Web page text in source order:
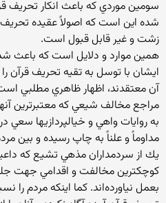
سومين‌ موردي‌ كه‌ باعث‌ انكار تحريف‌
شده‌ اين‌ است‌ كه‌ اصولاً عقيده‌
زشت‌ و غير قابل‌ قبول‌ است‌.
همين‌ موارد و دلايل‌ است‌ كه‌ باعث‌
ايشان‌ با توسل‌ به‌ تقيه‌ تحريف‌ قرآن‌
آن‌ معتقدند، اظهار ظاهري‌ مطلبي‌
مراجع‌ مخالف‌ شيعي‌ كه‌ معتبرترين‌
به‌ روايات‌ واهي‌ و خيالپردازيها سعي‌
مداوماً و علناً به‌ چاپ‌ رسيده‌ و بين‌
يك‌ از سردمداران‌ مذهي ‌تشيع‌ كه‌
كوچكترين‌ مخالفت‌ و اقدامي‌ جهت‌
‌بعمل‌ نياورده‌اند. كما اينكه‌ مردم‌ را